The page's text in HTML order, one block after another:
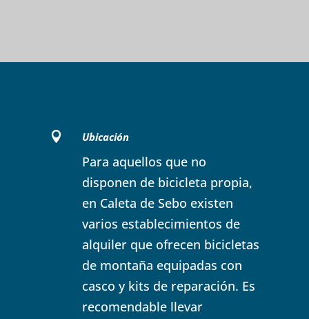
 Ubicación
Para aquellos que no
disponen de bicicleta propia,
en Caleta de Sebo existen
varios establecimientos de
alquiler que ofrecen bicicletas
de montaña equipadas con
casco y kits de reparación. Es
recomendable llevar